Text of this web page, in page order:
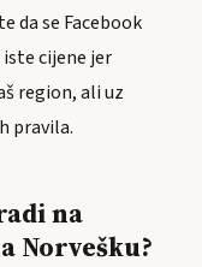
da se Facebook
cijene jer
region, ali uz
pravila.
na
Norvešku?